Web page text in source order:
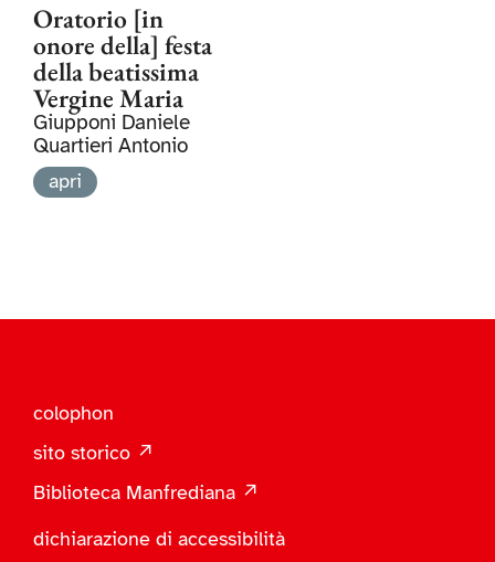
Oratorio [in
onore della] festa
della beatissima
Vergine Maria
Giupponi Daniele
Quartieri Antonio
apri
colophon
sito storico ↗
Biblioteca Manfrediana ↗
dichiarazione di accessibilità